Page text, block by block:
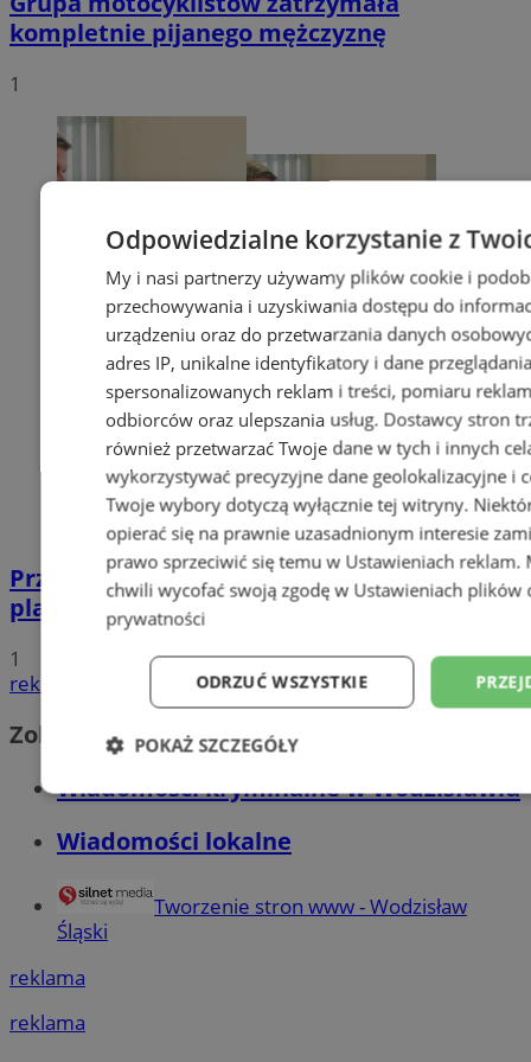
kompletnie pijanego mężczyznę
1
Przyszłość Wodzisławia Śląskiego:
planowane inwestycje na 2025 rok
1
reklama
Zobacz również
Wiadomości kryminalne w Wodzisławiu
Wiadomości lokalne
Tworzenie stron www - Wodzisław
Śląski
reklama
reklama
Odpowiedzialne korzystanie z
My i nasi partnerzy używamy plików cookie i
przechowywania i uzyskiwania dostępu do
urządzeniu oraz do przetwarzania danych
adres IP, unikalne identyfikatory i dane
spersonalizowanych reklam i treści, pomiaru
odbiorców oraz ulepszania usług. Dostawcy stron
również przetwarzać Twoje dane w tych i innych
wykorzystywać precyzyjne dane geolokalizacyjne i
Twoje wybory dotyczą wyłącznie tej witryny.
opierać się na prawnie uzasadnionym interesie
prawo sprzeciwić się temu w Ustawieniach reklam.
chwili wycofać swoją zgodę w Ustawieniach plików
prywatności
ODRZUĆ WSZYSTKIE
POKAŻ SZCZEGÓŁY
Niezbędne Wydajność